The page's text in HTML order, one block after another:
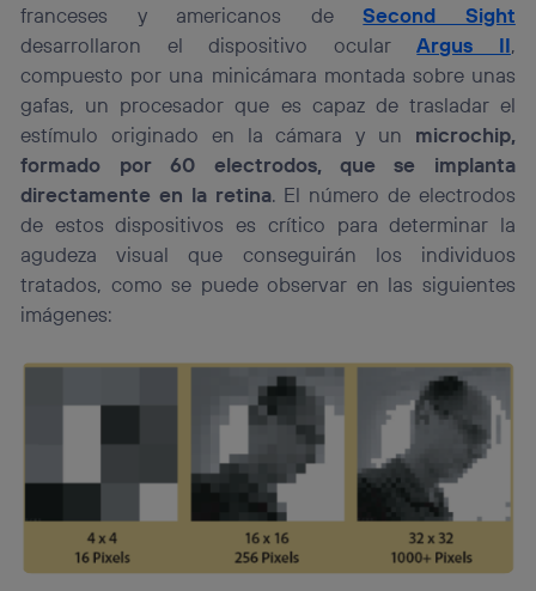
franceses y americanos deSecond Sight
desarrollaron el dispositivo ocularArgus II,
compuesto por una minicámara montada sobre unas
gafas, un procesador que es capaz de trasladar el
estímulo originado en la cámara y un microchip,
formado por 60 electrodos, que se implanta
directamente en la retina. El número de electrodos
de estos dispositivos es crítico para determinar la
agudeza visual que conseguirán los individuos
tratados, como se puede observar en las siguientes
imágenes: